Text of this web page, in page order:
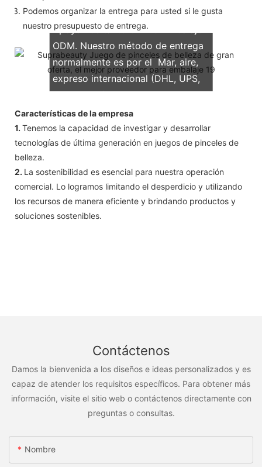
Podemos organizar la entrega para usted si le gusta
nuestro presupuesto de entrega.
Apoyamos tanto OEM & Embalaje
ODM. Nuestro método de entrega
normalmente es por el Mar, aire,
expreso internacional (DHL, UPS,
TNT, FedEx)
Características de la empresa
1. Tenemos la capacidad de investigar y desarrollar
tecnologías de última generación en juegos de pinceles de
belleza.
2. La sostenibilidad es esencial para nuestra operación
comercial. Lo logramos limitando el desperdicio y utilizando
los recursos de manera eficiente y brindando productos y
soluciones sostenibles.
Contáctenos
Damos la bienvenida a los diseños e ideas personalizados y es
capaz de atender los requisitos específicos. Para obtener más
información, visite el sitio web o contáctenos directamente con
preguntas o consultas.
Nombre